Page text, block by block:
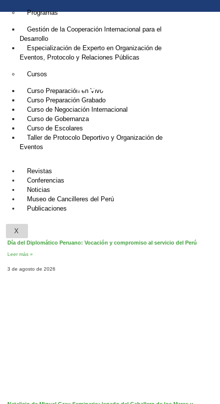
Programas
Gestión de la Cooperación Internacional para el
Desarrollo
Especialización de Experto en Organización de
Eventos, Protocolo y Relaciones Públicas
Cursos
Curso Preparación en Vivo
Curso Preparación Grabado
Curso de Negociación Internacional
Curso de Gobernanza
Curso de Escolares
Taller de Protocolo Deportivo y Organización de
Eventos
Revistas
Conferencias
Noticias
Museo de Cancilleres del Perú
Publicaciones
X
NOTICIAS
Día del Diplomático Peruano: Vocación y compromiso al servicio del Perú
Leer más »
3 de agosto de 2026